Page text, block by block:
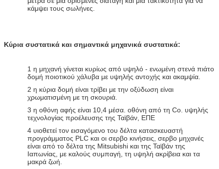
κάμψει τους σωλήνες.
Κύρια συστατικά και σημαντικά μηχανικά συστατικά:
1 η μηχανή γίνεται κυρίως από υψηλό - ενωμένη στενά πιάτο
δομή ποιοτικού χάλυβα με υψηλής αντοχής και ακαμψία.
2 η κύρια δομή είναι τρίβει με την οξύδωση είναι
χρωματισμένη με τη σκουριά.
3 η οθόνη αφής είναι 10,4 μέσα. οθόνη από τη Co. υψηλής
τεχνολογίας προέλευσης της Ταϊβάν, ΕΠΕ
4 υιοθετεί τον εισαγόμενο του δέλτα κατασκευαστή
προγράμματος PLC και οι σερβο κινήσεις, σερβο μηχανές
είναι από το δέλτα της Mitsubishi και της Ταϊβάν της
Ιαπωνίας, με καλούς συμπαγή, τη υψηλή ακρίβεια και τα
μακρά ζωή.